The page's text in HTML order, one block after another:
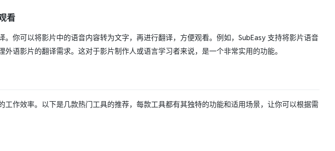
看
你可以将影片中的语音内容转为文字，再进行翻译，方便观看。例如，SubEasy 支持将影片语音
语影片的翻译需求。这对于影片制作人或语言学习者来说，是一个非常实用的功能。
工作效率。以下是几款热门工具的推荐，每款工具都有其独特的功能和适用场景，让你可以根据需